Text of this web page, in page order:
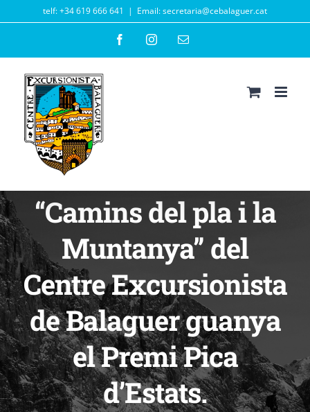
content
telf: +34 619 666 641 | Email: secretaria@cebalaguer.cat
FacebookInstagramEmail
“Camins del pla i la
Muntanya” del
Centre Excursionista
de Balaguer guanya
el Premi Pica
d’Estats.